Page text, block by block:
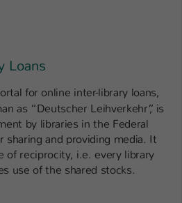
Loans
for online inter-library loans,
as “Deutscher Leihverkehr”, is
by libraries in the Federal
sharing and providing media. It
of reciprocity, i.e. every library
use of the shared stocks.